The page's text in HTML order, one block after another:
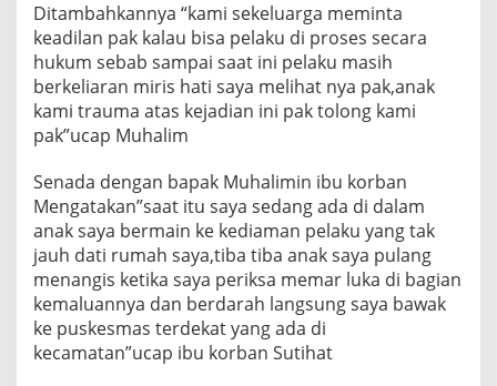
Ditambahkannya “kami sekeluarga meminta
keadilan pak kalau bisa pelaku di proses secara
hukum sebab sampai saat ini pelaku masih
berkeliaran miris hati saya melihat nya pak,anak
kami trauma atas kejadian ini pak tolong kami
pak”ucap Muhalim
Senada dengan bapak Muhalimin ibu korban
Mengatakan”saat itu saya sedang ada di dalam
anak saya bermain ke kediaman pelaku yang tak
jauh dati rumah saya,tiba tiba anak saya pulang
menangis ketika saya periksa memar luka di bagian
kemaluannya dan berdarah langsung saya bawak
ke puskesmas terdekat yang ada di
kecamatan”ucap ibu korban Sutihat